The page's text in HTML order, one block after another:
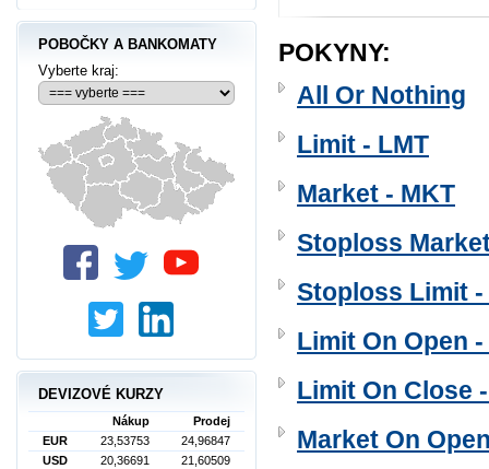
POKYNY:
All Or Nothing
Limit - LMT
Market - MKT
Stoploss
Stoploss Limit -
Limit On Open -
Limit On Close
Market On
POBOČKY A BANKOMATY
Vyberte kraj:
DEVIZOVÉ KURZY
Nákup
Prodej
EUR
23,53753
24,96847
USD
20,36691
21,60509